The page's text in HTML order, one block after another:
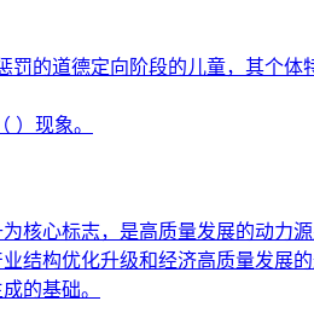
的道德定向阶段的儿童，其个体
）现象。
核心标志，是高质量发展的动力源
结构优化升级和经济高质量发展的
的基础。